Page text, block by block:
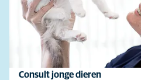
Consult jonge dieren